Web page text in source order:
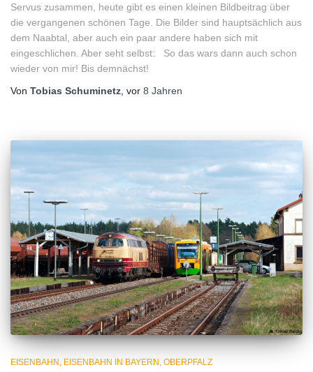
Servus zusammen, heute gibt es einen kleinen Bildbeitrag über
die vergangenen schönen Tage. Die Bilder sind hauptsächlich aus
dem Naabtal, aber auch ein paar andere haben sich mit
eingeschlichen. Aber seht selbst: So das wars dann auch schon
wieder von mir! Bis demnächst!
Von Tobias Schuminetz , vor 8 Jahren
EISENBAHN EISENBAHN IN BAYERN OBERPFALZ